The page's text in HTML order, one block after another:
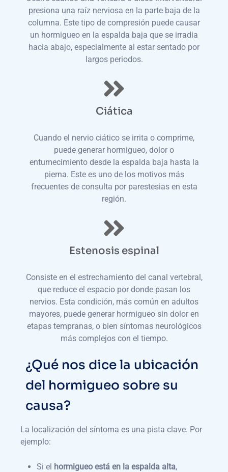
presiona una raíz nerviosa en la parte baja de la
columna. Este tipo de compresión puede causar
un hormigueo en la espalda baja que se irradia
hacia abajo, especialmente al estar sentado por
largos periodos.
Ciática
Cuando el nervio ciático se irrita o comprime,
puede generar hormigueo, dolor o
entumecimiento desde la espalda baja hasta la
pierna. Este es uno de los motivos más
frecuentes de consulta por parestesias en esta
región.
Estenosis espinal
Consiste en el estrechamiento del canal vertebral,
que reduce el espacio por donde pasan los
nervios. Esta condición, más común en adultos
mayores, puede generar hormigueo sin dolor en
etapas tempranas, o bien síntomas neurológicos
más complejos con el tiempo.
¿Qué nos dice la ubicación
del hormigueo sobre su
causa?
La localización del síntoma es una pista clave. Por
ejemplo:
Si el hormigueo está en la espalda alta,